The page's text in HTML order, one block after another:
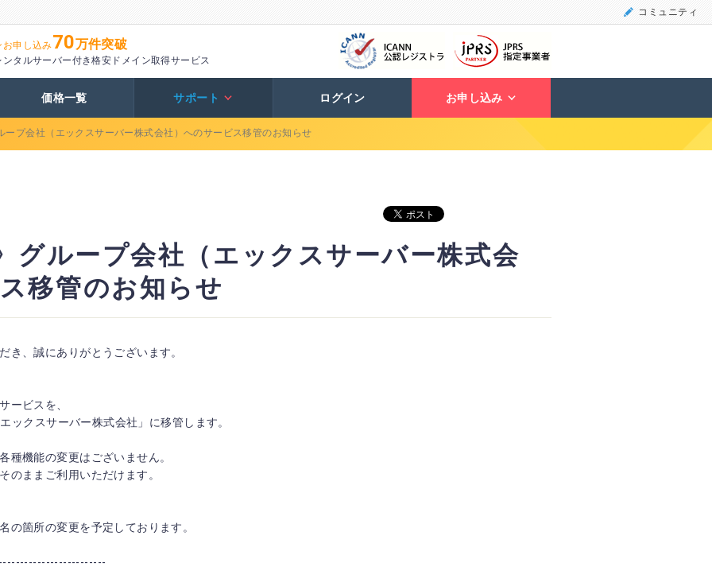
コミュニティ
お申し込み70万件突破
ンタルサーバー付き格安ドメイン取得サービス
価格一覧 サポート ログイン お申し込み
ープ会社（エックスサーバー株式会社）へのサービス移管のお知らせ
グループ会社（エックスサーバー株式会
移管のお知らせ
き、誠にありがとうございます。
ービスを、
ックスサーバー株式会社」に移管します。
種機能の変更はございません。
のままご利用いただけます。
の箇所の変更を予定しております。